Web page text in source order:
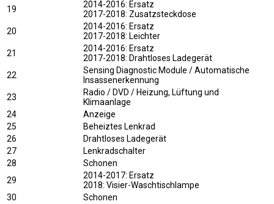
19
2014-2016: Ersatz
2017-2018: Zusatzsteckdose
20
2014-2016: Ersatz
2017-2018: Leichter
21
2014-2016: Ersatz
2017-2018: Drahtloses Ladegerät
22
Sensing Diagnostic Module / Automatische
Insassenerkennung
23
Radio / DVD / Heizung, Lüftung und
Klimaanlage
24
Anzeige
25
Beheiztes Lenkrad
26
Drahtloses Ladegerät
27
Lenkradschalter
28
Schonen
29
2014-2017: Ersatz
2018: Visier-Waschtischlampe
30
Schonen